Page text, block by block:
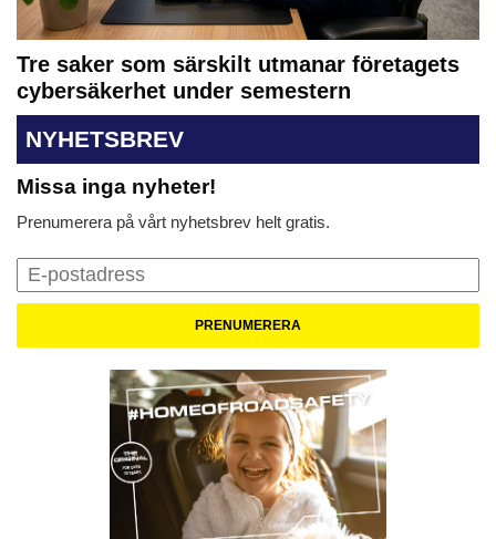
Tre saker som särskilt utmanar företagets
cybersäkerhet under semestern
NYHETSBREV
Missa inga nyheter!
Prenumerera på vårt nyhetsbrev helt gratis.